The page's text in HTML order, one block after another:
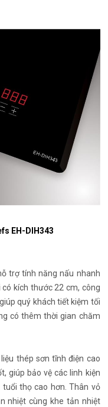
EH-DIH343
trợ tính năng nấu nhanh
kích thước 22 cm, công
quý khách tiết kiệm tối
có thêm thời gian chăm
thép sơn tĩnh điện cao
giúp bảo vệ các linh kiện
tuổi thọ cao hơn. Thân vỏ
nhiệt cùng khe tản nhiệt